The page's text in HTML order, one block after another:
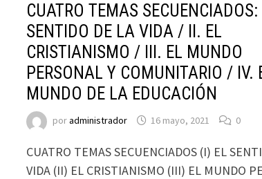
CUATRO TEMAS
SENTIDO DE LA VIDA / II. EL
CRISTIANISMO / III. EL MUNDO
PERSONAL Y COMUNITARIO / IV.
MUNDO DE LA EDUCACIÓN
poradministrador 16 mayo, 2021 0
CUATRO TEMAS SECUENCIADOS (I) EL
VIDA (II) EL CRISTIANISMO (III) EL MUNDO